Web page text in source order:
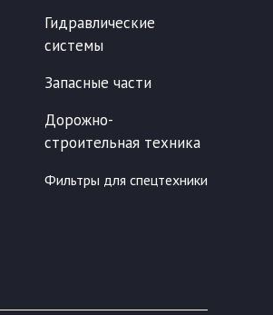
Гидравлические
системы
Запасные части
Дорожно-
строительная техника
Фильтры для спецтехники